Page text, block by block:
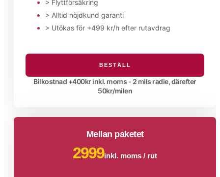
> Flyttförsäkring
> Alltid nöjdkund garanti
> Utökas för +499 kr/h efter rutavdrag
BESTÄLL
Bilkostnad +400kr inkl. moms - 2 mils radie, därefter
50kr/milen
Mellan paketet
2999inkl. moms / rut